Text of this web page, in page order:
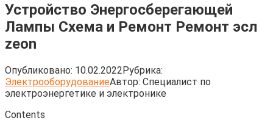
Устройство Энергосберегающей
Лампы Схема и Ремонт Ремонт эсл
zeon
Опубликовано: 10.02.2022Рубрика:
ЭлектрооборудованиеАвтор: Cпециалист по
электроэнергетике и электронике
Contents